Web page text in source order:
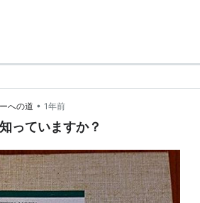
への道 • 1年前
っていますか？